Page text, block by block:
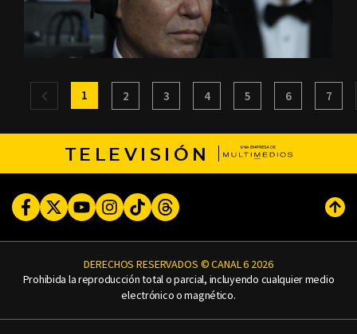
1 2 3 4 5 6 7
TELEVISIÓN
FacebookTwitterYoutubeInstagram
TikTokThreads
DERECHOS RESERVADOS © CANAL 6 2026
Prohibida la reproducción total o parcial, incluyendo cualquier medio
electrónico o magnético.